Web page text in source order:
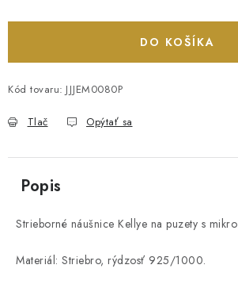
DO KOŠÍKA
Kód tovaru: JJJEM0080P
Tlač Opýtať sa
Popis
Strieborné náušnice Kellye na puzety s mikro
Materiál: Striebro, rýdzosť 925/1000.